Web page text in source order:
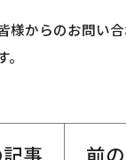
様からのお問い
事 前